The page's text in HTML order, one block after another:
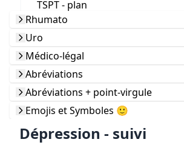
TSPT - plan
Rhumato
Uro
Médico-légal
Abréviations
Abréviations + point-virgule
Emojis et Symboles 🙂
Dépression - suivi